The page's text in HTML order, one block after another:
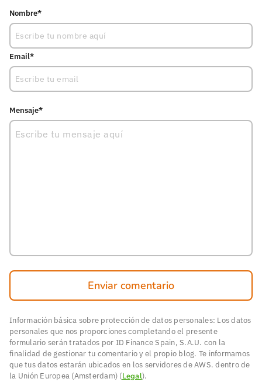
Nombre*
Email*
Mensaje*
Enviar comentario
Información básica sobre protección de datos personales: Los datos
personales que nos proporciones completando el presente
formulario serán tratados por ID Finance Spain, S.A.U. con la
finalidad de gestionar tu comentario y el propio blog. Te informamos
que tus datos estarán ubicados en los servidores de AWS. dentro de
la Unión Europea (Amsterdam) (Legal).